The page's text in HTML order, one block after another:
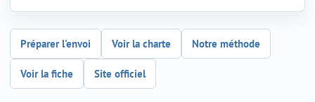
Préparer l'envoi Voir la charte Notre méthode
Voir la fiche Site officiel